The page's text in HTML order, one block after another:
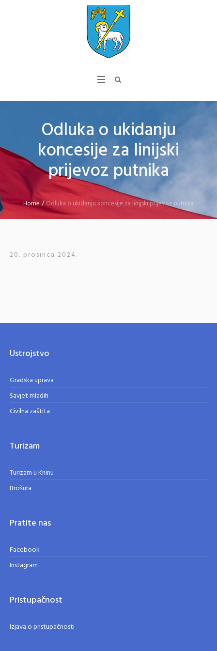
Odluka o ukidanju
koncesije za linijski
prijevoz putnika
Home/Odluka o ukidanju koncesije za linijski prijevoz putnika
20. prosinca 2024.
Ustrojstvo
Gradska uprava
Savjet mladih
Civilna zaštita
Turizam
Turizam u Kninu
Brošura
Pratite nas
Facebook
Instagram
Pristupačnost
Izjava o pristupačnosti